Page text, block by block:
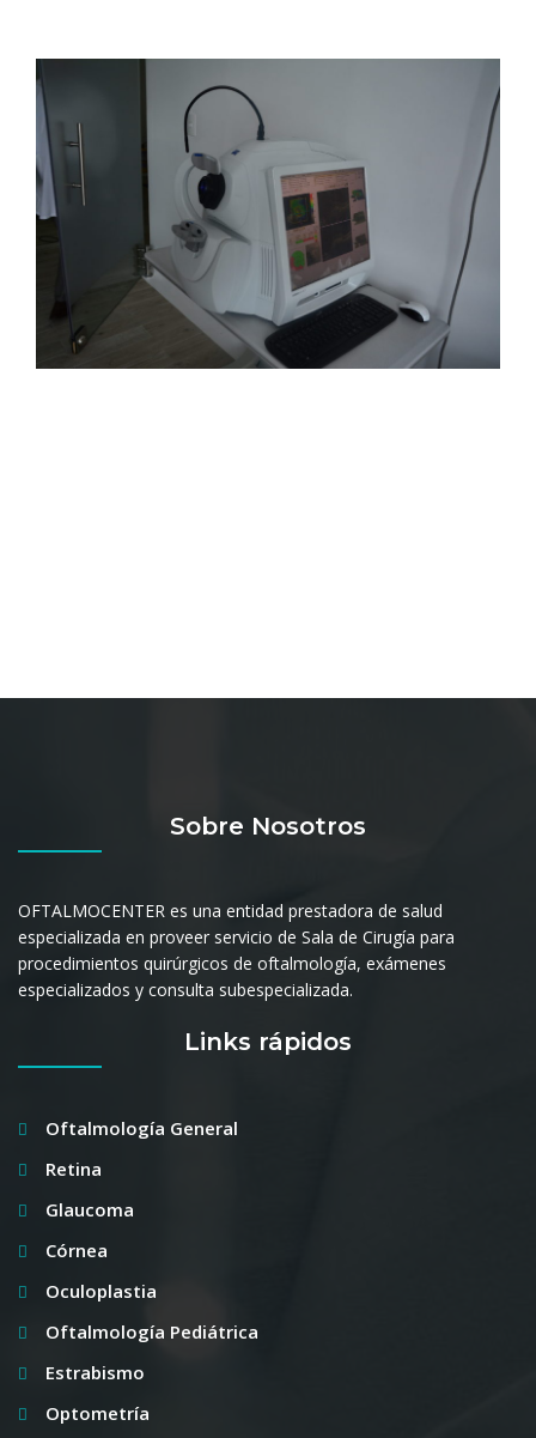
Sobre Nosotros
OFTALMOCENTER es una entidad prestadora de salud
especializada en proveer servicio de Sala de Cirugía para
procedimientos quirúrgicos de oftalmología, exámenes
especializados y consulta subespecializada.
Links rápidos
Oftalmología General
Retina
Glaucoma
Córnea
Oculoplastia
Oftalmología Pediátrica
Estrabismo
Optometría